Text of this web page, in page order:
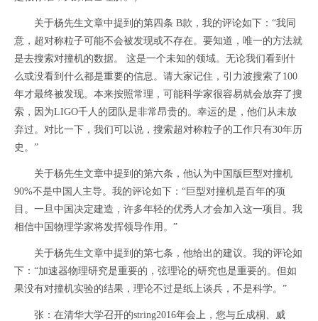
关于杨先生文章中提到的第四条 B款，我的评论如下：“我同
意，超对称粒子可能不会被发现或不存在。要知道，唯一的方法就
是去搜索对撞机的数据。 这是一个未知的领域。无论我们看到什
么或没看到什么都是重要的信息。请大家记住，引力波搜索了100
年才最终被发现。本来按照常理，可能科学家很容易就会放弃了搜
索，因为LIGO千人的团队是非常昂贵的。幸运的是，他们从未放
弃过。对比一下，我们可以说，搜索超对称粒子的工作只有30年历
史。”
关于杨先生文章中提到的第六条，他认为中国版巨型对撞机
90%不是中国人主导。我的评论如下：“巨型对撞机是百年的项
目。一旦中国决定建造，许多年轻的优秀人才会加入这一项目。我
相信中国物理学家将发挥领导作用。”
关于杨先生文章中提到的第七条，他给出的建议。我的评论如
下：“加速器物理研究是重要的，弦理论的研究也是重要的。但如
果没有对撞机实验的结果，理论不过是纸上谈兵，不是科学。”
张：在清华大学召开的string2016年会上，您与丘成桐、威